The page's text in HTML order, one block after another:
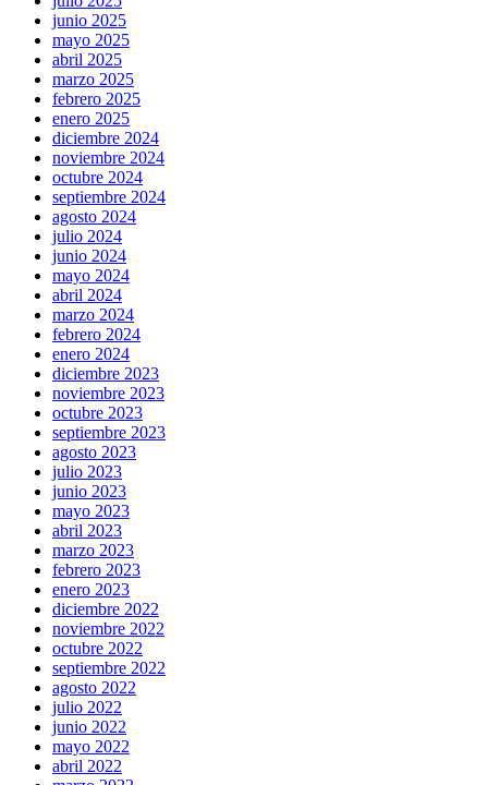
junio 2025
mayo 2025
abril 2025
marzo 2025
febrero 2025
enero 2025
diciembre 2024
noviembre 2024
octubre 2024
septiembre 2024
agosto 2024
julio 2024
junio 2024
mayo 2024
abril 2024
marzo 2024
febrero 2024
enero 2024
diciembre 2023
noviembre 2023
octubre 2023
septiembre 2023
agosto 2023
julio 2023
junio 2023
mayo 2023
abril 2023
marzo 2023
febrero 2023
enero 2023
diciembre 2022
noviembre 2022
octubre 2022
septiembre 2022
agosto 2022
julio 2022
junio 2022
mayo 2022
abril 2022